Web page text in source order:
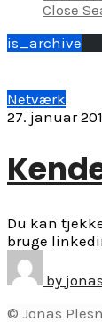
Close
is_archive
Netværk
27. januar
Du kan
bruge
by
© Jonas